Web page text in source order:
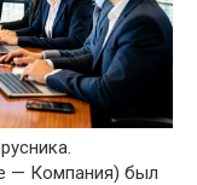
— Компания) был